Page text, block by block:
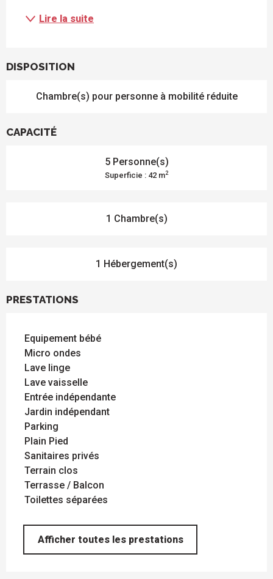
Lire la suite
DISPOSITION
Chambre(s) pour personne à mobilité réduite
CAPACITÉ
5 Personne(s)
Superficie : 42 m2
1 Chambre(s)
1 Hébergement(s)
PRESTATIONS
Equipement bébé
Micro ondes
Lave linge
Lave vaisselle
Entrée indépendante
Jardin indépendant
Parking
Plain Pied
Sanitaires privés
Terrain clos
Terrasse / Balcon
Toilettes séparées
Afficher toutes les prestations